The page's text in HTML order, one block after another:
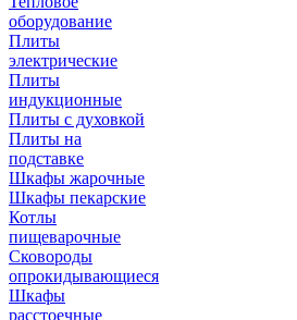
оборудование
Плиты
электрические
Плиты
индукционные
Плиты с духовкой
Плиты на
подставке
Шкафы жарочные
Шкафы пекарские
Котлы
пищеварочные
Сковороды
опрокидывающиеся
Шкафы
расстоечные